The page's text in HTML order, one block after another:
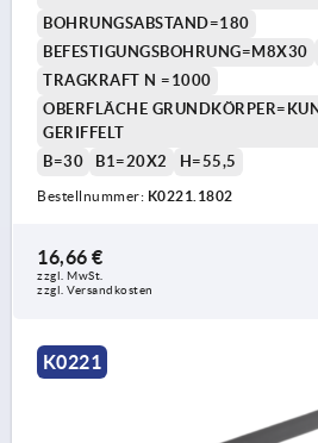
BOHRUNGSABSTAND=180
BEFESTIGUNGSBOHRUNG=M8X30
TRAGKRAFT N =1000
OBERFLÄCHE
GERIFFELT
B=30
B1=20X2 H=55,5
Bestellnummer: K0221.1802
16,66 €
zzgl. MwSt.
zzgl. Versandkosten
K0221